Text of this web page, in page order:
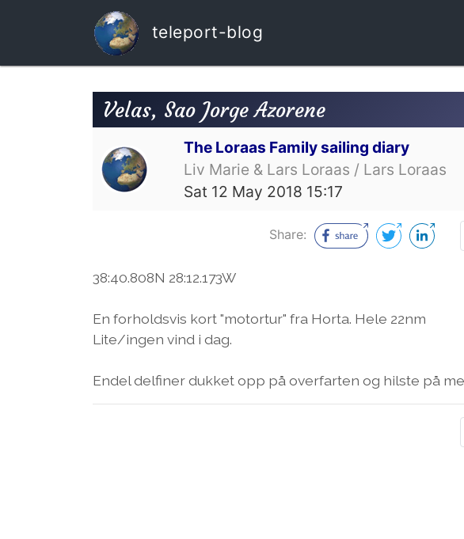
teleport-blog
Velas, Sao Jorge Azorene
The Loraas Family sailing diary
Liv Marie & Lars Loraas / Lars Loraas
Sat 12 May 2018 15:17
Share:
38:40.808N 28:12.173W
En forholdsvis kort "motortur" fra Horta. Hele 22nm
Lite/ingen vind i dag.
Endel delfiner dukket opp på overfarten og hilste på